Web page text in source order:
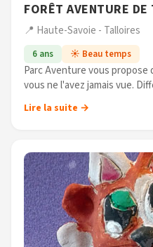
FORÊT AVENTURE DE
📍 Haute-Savoie - Talloires
6 ans ☀️ Beau temps
Parc Aventure vous
vous ne l'avez jamais vue.
autre (...)
Lire la suite →